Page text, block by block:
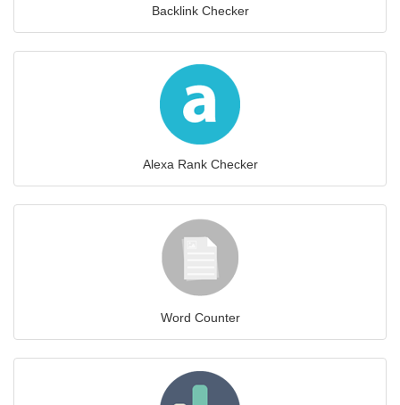
Backlink Checker
Alexa Rank Checker
Word Counter